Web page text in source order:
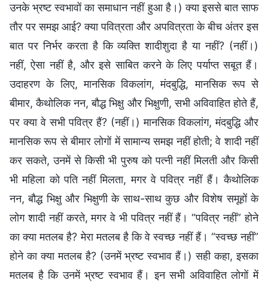
उनके भ्रष्ट स्वभावों का समाधान नहीं हुआ है।) क्या इससे बात साफ
तौर पर समझ आई? क्या पवित्रता और अपवित्रता के बीच अंतर इस
बात पर निर्भर करता है कि व्यक्ति शादीशुदा है या नहीं? (नहीं।)
नहीं, ऐसा नहीं है, और इसे साबित करने के लिए पर्याप्त सबूत हैं।
उदाहरण के लिए, मानसिक विकलांग, मंदबुद्धि, मानसिक रूप से
बीमार, कैथोलिक नन, बौद्ध भिक्षु और भिक्षुणी, सभी अविवाहित होते हैं,
पर क्या वे सभी पवित्र हैं? (नहीं।) मानसिक विकलांग, मंदबुद्धि और
मानसिक रूप से बीमार लोगों में सामान्य समझ नहीं होती; वे शादी नहीं
कर सकते, उनमें से किसी भी पुरुष को पत्नी नहीं मिलती और किसी
भी महिला को पति नहीं मिलता, मगर वे पवित्र नहीं हैं। कैथोलिक
नन, बौद्ध भिक्षु और भिक्षुणी के साथ-साथ कुछ और विशेष समूहों के
लोग शादी नहीं करते, मगर वे भी पवित्र नहीं हैं। “पवित्र नहीं” होने
का क्या मतलब है? मेरा मतलब है कि वे स्वच्छ नहीं हैं। “स्वच्छ नहीं”
होने का क्या मतलब है? (उनमें भ्रष्ट स्वभाव हैं।) सही कहा, इसका
मतलब है कि उनमें भ्रष्ट स्वभाव हैं। इन सभी अविवाहित लोगों में